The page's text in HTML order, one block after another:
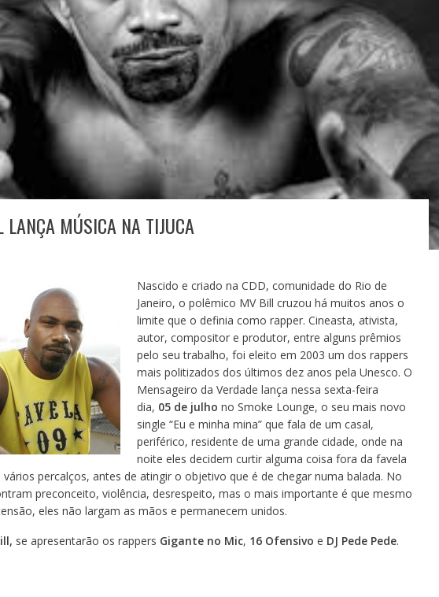
LANÇA MÚSICA NA TIJUCA
Nascido e criado na CDD, comunidade do Rio de
Janeiro, o polêmico MV Bill cruzou há muitos anos o
limite que o definia como rapper. Cineasta, ativista,
autor, compositor e produtor, entre alguns prêmios
pelo seu trabalho, foi eleito em 2003 um dos rappers
mais politizados dos últimos dez anos pela Unesco. O
Mensageiro da Verdade lança nessa sexta-feira
dia, 05 de julho no Smoke Lounge, o seu mais novo
single “Eu e minha mina” que fala de um casal,
periférico, residente de uma grande cidade, onde na
noite eles decidem curtir alguma coisa fora da favela
percalços, antes de atingir o objetivo que é de chegar numa balada. No
preconceito, violência, desrespeito, mas o mais importante é que mesmo
eles não largam as mãos e permanecem unidos.
se apresentarão os rappers Gigante no Mic, 16 Ofensivo e DJ Pede Pede.